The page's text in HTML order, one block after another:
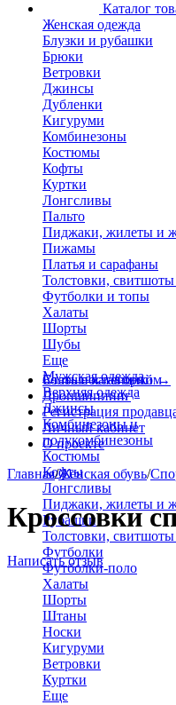
Каталог
Женская одежда
Блузки и рубашки
Брюки
Ветровки
Джинсы
Дубленки
Кигуруми
Комбинезоны
Костюмы
Кофты
Куртки
Лонгсливы
Пальто
Пиджаки, жилеты и
Пижамы
Платья и сарафаны
Толстовки, свитшоты
Футболки и топы
Халаты
Шорты
Шубы
Еще
Мужская одежда
Верхняя одежда
Джинсы
Комбинезоны и
полукомбинезоны
Костюмы
Кофты
Лонгсливы
Пиджаки, жилеты и
Рубашки
Толстовки, свитшоты
Футболки
Футболки-поло
Халаты
Шорты
Штаны
Носки
Кигуруми
Ветровки
Куртки
Еще
Больше категорий→
Стать поставщиком
Дропшиппинг
Регистрация
Личный кабинет
О проекте
Главная/Женская обувь/
Кроссовки
Написать отзыв